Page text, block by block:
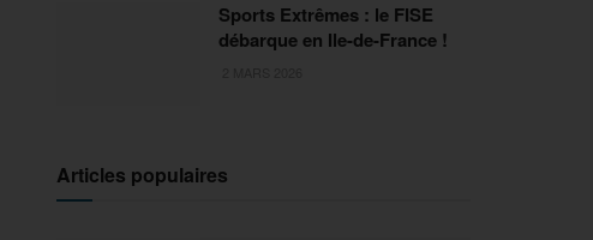
Sports Extrêmes : le FISE
débarque en Ile-de-France !
Articles populaires